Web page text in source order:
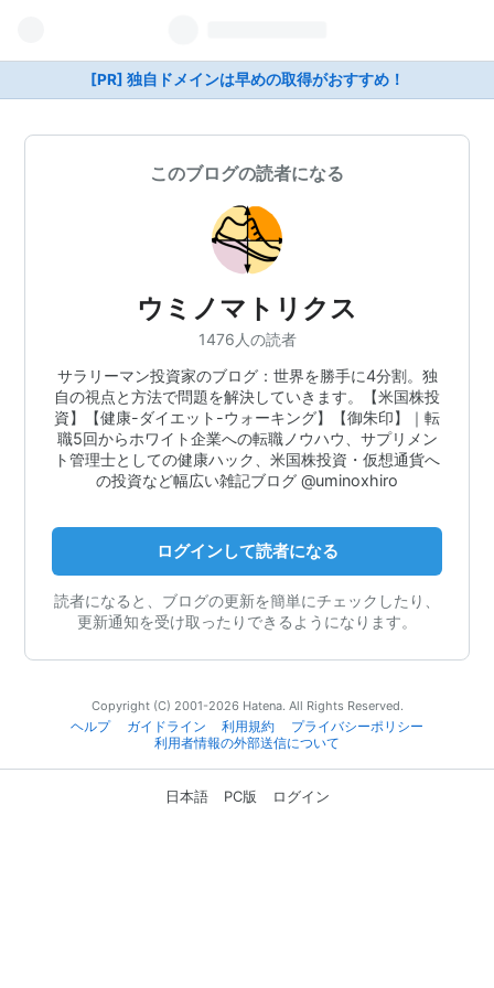
[PR] 独自ドメインは早めの取得がおすすめ！
このブログの読者になる
ウミノマトリクス
1476人の読者
サラリーマン投資家のブログ：世界を勝手に4分割。独
自の視点と方法で問題を解決していきます。【米国株投
資】【健康-ダイエット-ウォーキング】【御朱印】｜転
職5回からホワイト企業への転職ノウハウ、サプリメン
ト管理士としての健康ハック、米国株投資・仮想通貨へ
の投資など幅広い雑記ブログ @uminoxhiro
ログインして読者になる
読者になると、ブログの更新を簡単にチェックしたり、
更新通知を受け取ったりできるようになります。
Copyright (C) 2001-2026 Hatena. All Rights Reserved.
ヘルプ
ガイドライン 利用規約
プライバシーポリシー
利用者情報の外部送信について
日本語 PC版 ログイン